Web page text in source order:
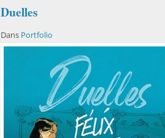
Duelles
Dans Portfolio